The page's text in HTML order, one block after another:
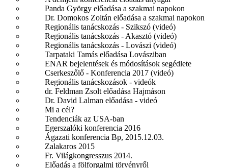
Panda György előadása a szakmai napokon
Dr. Domokos Zoltán előadása a szakmai napokon
Regionális tanácskozás - Szikszó (videó)
Regionális tanácskozás - Akasztó (videó)
Regionális tanácskozás - Lovászi (videó)
Tarpataki Tamás előadása Lovásziban
ENAR bejelentések és módosítások segédlete
Cserkeszőlő - Konferencia 2017 (videó)
Regionális tanácskozások - videók
dr. Feldman Zsolt előadása Hajmáson
Dr. David Lalman előadása - videó
Mi a cél?
Tendenciák az USA-ban
Egerszalóki konferencia 2016
Ágazati konferencia Bp, 2015.12.03.
Zalakaros 2015
Fr. Világkongresszus 2014.
Előadás a fölforgalmi törvényről